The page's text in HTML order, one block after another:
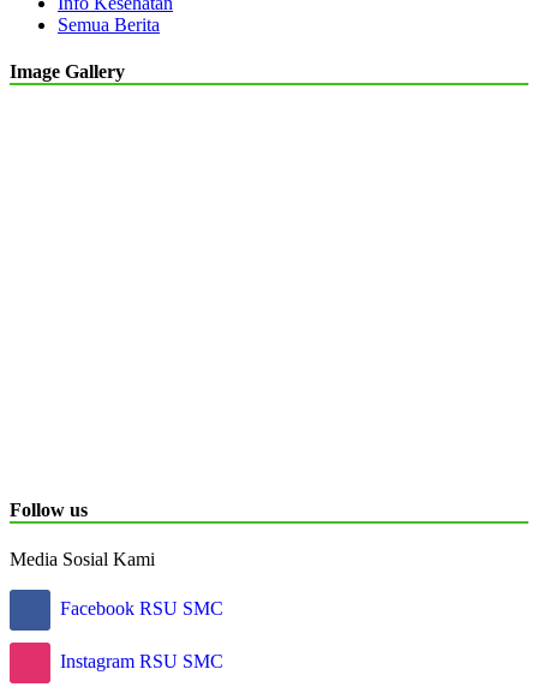
Semua Berita
Image Gallery
Follow us
Media Sosial Kami
Facebook RSU SMC
Instagram RSU SMC